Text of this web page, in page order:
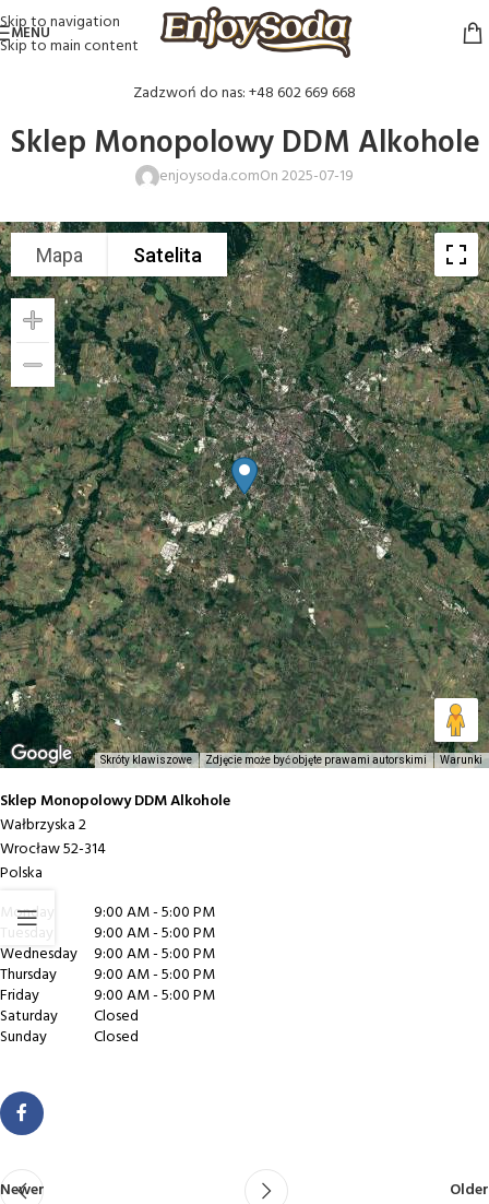
Skip to navigation
Skip to main content
MENU
Zadzwoń do nas: +48 602 669 668
Sklep Monopolowy DDM Alkohole
enjoysoda.comOn 2025-07-19
Mapa Satelita
Skróty klawiszowe Zdjęcie może być objęte prawami autorskimi Warunki
Sklep Monopolowy DDM Alkohole
Wałbrzyska 2
Wrocław52-314
Polska
Monday
9:00 AM - 5:00 PM
Tuesday
9:00 AM - 5:00 PM
Wednesday
9:00 AM - 5:00 PM
Thursday
9:00 AM - 5:00 PM
Friday
9:00 AM - 5:00 PM
Saturday
Closed
Sunday
Closed
Newer Older